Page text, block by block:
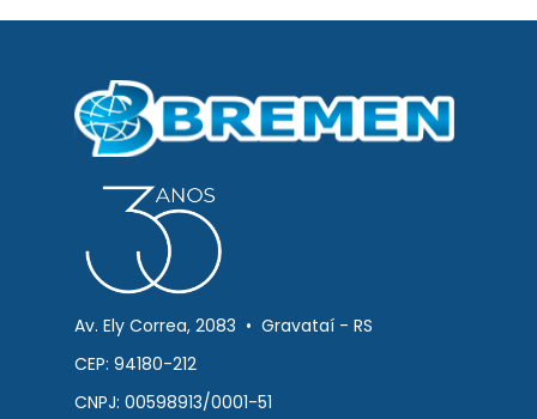
Av. Ely Correa, 2083 • Gravataí - RS
CEP: 94180-212
CNPJ: 00598913/0001-51